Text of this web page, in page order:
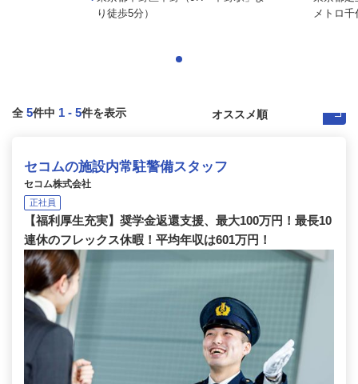
り徒歩5分）
メトロ
全 5件中 1 - 5件を表示
セコムの施設内常駐警備スタッフ
セコム株式会社
正社員
【福利厚生充実】奨学金返還支援、最大100万円！最長10
連休のフレックス休暇！平均年収は601万円！